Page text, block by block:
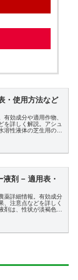
・使用方法など
有効成分や適用作物、
を詳しく解説。アシュ
溶性液体の芝生用の除
液剤 − 適用表・
薬詳細情報。有効成分
、注意点などを詳しく
剤は、性状が淡褐色澄